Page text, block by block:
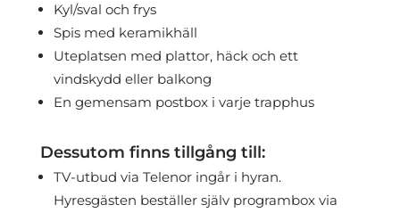
Kyl/sval och frys
Spis med keramikhäll
Uteplatsen med plattor, häck och ett
vindskydd eller balkong
En gemensam postbox i varje trapphus
Dessutom finns tillgång till:
TV-utbud via Telenor ingår i hyran.
Hyresgästen beställer själv programbox via